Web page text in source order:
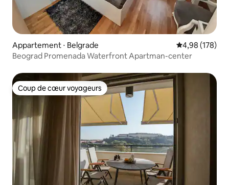
Appartement ⋅ Belgrade Évaluation
4,98 (178)
Beograd Promenada Waterfront Apartman-center
Coup de cœur voyageurs
Coup de cœur voyageurs